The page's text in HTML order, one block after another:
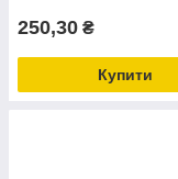
250,30 ₴
Купити